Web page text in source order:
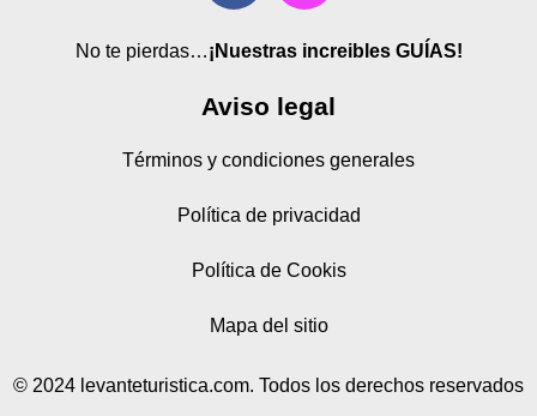
No te pierdas…¡Nuestras increibles GUÍAS!
Aviso legal
Términos y condiciones generales
Política de privacidad
Política de Cookis
Mapa del sitio
© 2024 levanteturistica.com. Todos los derechos reservados